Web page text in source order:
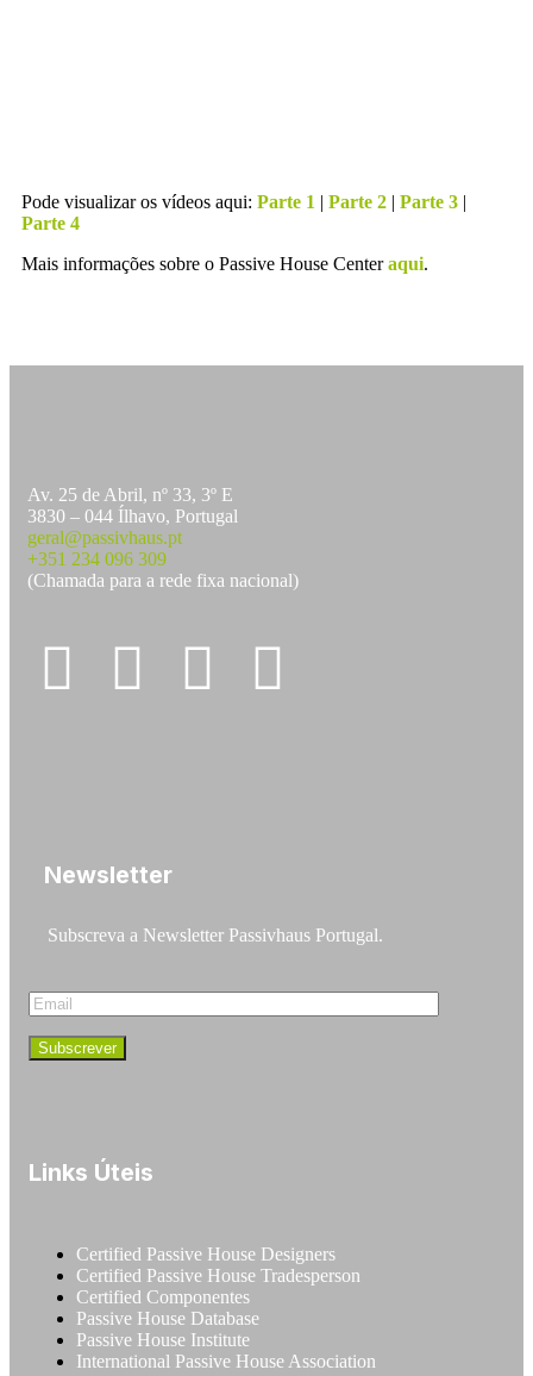
Pode visualizar os vídeos aqui: Parte 1 | Parte 2 | Parte 3 |
Parte 4
Mais informações sobre o Passive House Centeraqui.
Av. 25 de Abril, nº 33, 3º E
3830 – 044 Ílhavo, Portugal
geral@passivhaus.pt
+351 234 096 309
(Chamada para a rede fixa nacional)
Newsletter
Subscreva a Newsletter Passivhaus Portugal.
Links Úteis
Certified Passive House Designers
Certified Passive House Tradesperson
Certified Componentes
Passive House Database
Passive House Institute
International Passive House Association